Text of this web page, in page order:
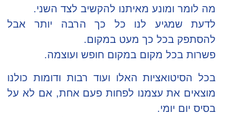
מה לומר ומונע מאיתנו להקשיב לצד השני.
לדעת שמגיע לנו כל כך הרבה יותר אבל
להסתפק בכל כך מעט במקום.
פשרות בכל מקום במקום חופש ועוצמה.
בכל הסיטואציות האלו ועוד רבות ודומות כולנו
מוצאים את עצמנו לפחות פעם אחת, אם לא על
בסיס יום יומי.